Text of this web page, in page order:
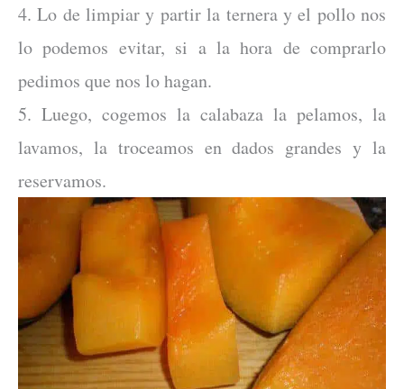
4. Lo de limpiar y partir la ternera y el pollo nos
lo podemos evitar, si a la hora de comprarlo
pedimos que nos lo hagan.
5. Luego, cogemos la calabaza la pelamos, la
lavamos, la troceamos en dados grandes y la
reservamos.